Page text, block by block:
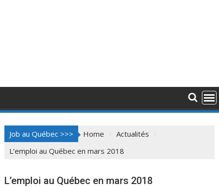
Job au Québec >>> Home
Actualités
L’emploi au Québec en mars 2018
L’emploi au Québec en mars 2018